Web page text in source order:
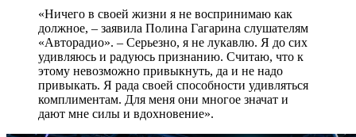
«Ничего в своей жизни я не воспринимаю как
должное, – заявила Полина Гагарина слушателям
«Авторадио». – Серьезно, я не лукавлю. Я до сих
удивляюсь и радуюсь признанию. Считаю, что к
этому невозможно привыкнуть, да и не надо
привыкать. Я рада своей способности удивляться
комплиментам. Для меня они многое значат и
дают мне силы и вдохновение».